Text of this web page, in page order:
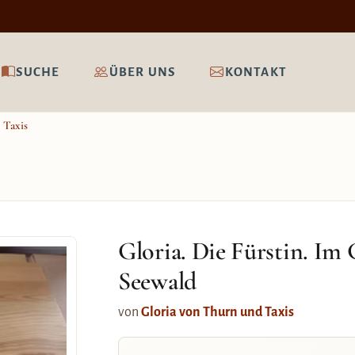
SUCHE ÜBER UNS KONTAKT
Gloria. Die Fürstin. Im
Seewald
von Gloria von Thurn und Taxis